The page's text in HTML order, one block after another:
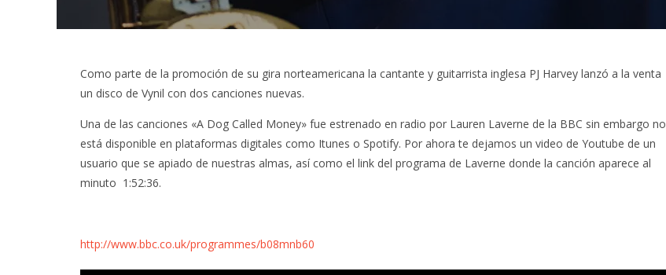
Como parte de la promoción de su gira norteamericana la cantante y guitarrista inglesa PJ Harvey lanzó a la venta
un disco de Vynil con dos canciones nuevas.
Una de las canciones «A Dog Called Money» fue estrenado en radio por Lauren Laverne de la BBC sin embargo no
está disponible en plataformas digitales como Itunes o Spotify. Por ahora te dejamos un video de Youtube de un
usuario que se apiado de nuestras almas, así como el link del programa de Laverne donde la canción aparece al
minuto 1:52:36.
http://www.bbc.co.uk/programmes/b08mnb60